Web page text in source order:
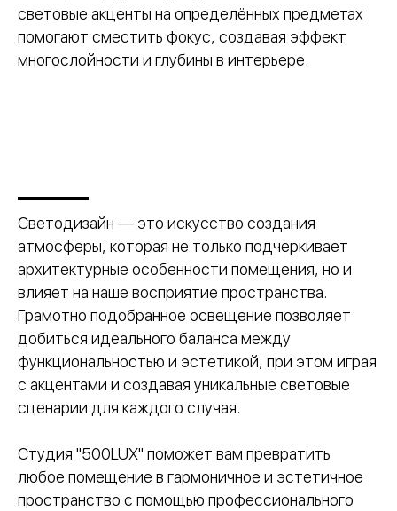
световые акценты на определённых предметах
помогают сместить фокус, создавая эффект
многослойности и глубины в интерьере.
Светодизайн — это искусство создания
атмосферы, которая не только подчеркивает
архитектурные особенности помещения, но и
влияет на наше восприятие пространства.
Грамотно подобранное освещение позволяет
добиться идеального баланса между
функциональностью и эстетикой, при этом играя
с акцентами и создавая уникальные световые
сценарии для каждого случая.
Студия "500LUX" поможет вам превратить
любое помещение в гармоничное и эстетичное
пространство с помощью профессионального